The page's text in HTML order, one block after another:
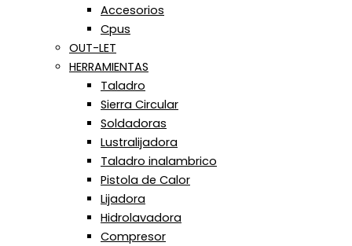
Accesorios
Cpus
OUT-LET
HERRAMIENTAS
Taladro
Sierra Circular
Soldadoras
Lustralijadora
Taladro inalambrico
Pistola de Calor
Lijadora
Hidrolavadora
Compresor